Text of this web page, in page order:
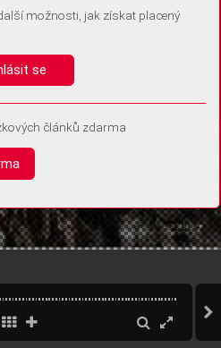
do vašeho zařízení, abychom se
je kdykoli později upravit ve Správě
možnosti, jak získat placený
se
článků zdarma